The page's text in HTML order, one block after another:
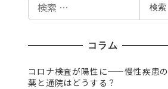
索
検索
コラム
コロナ検査が陽性に——慢性疾患の
薬と通院はどうする？